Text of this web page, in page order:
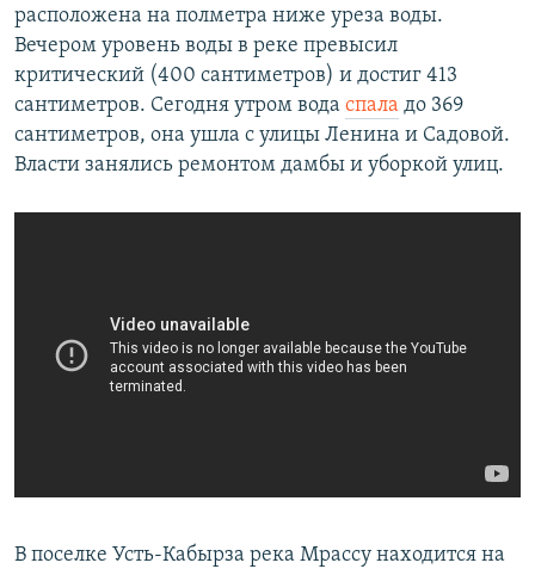
расположена на полметра ниже уреза воды.
Вечером уровень воды в реке превысил
критический (400 сантиметров) и достиг 413
сантиметров. Сегодня утром вода спала до 369
сантиметров, она ушла с улицы Ленина и Садовой.
Власти занялись ремонтом дамбы и уборкой улиц.
В поселке Усть-Кабырза река Мрассу находится на